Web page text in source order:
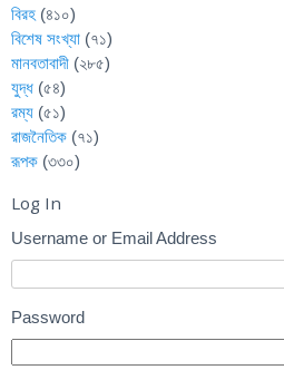
বিরহ (৪১০)
বিশেষ সংখ্যা (৭১)
মানবতাবাদী (২৮৫)
যুদ্ধ (৫৪)
রম্য (৫১)
রাজনৈতিক (৭১)
রূপক (৩৩০)
Log In
Username or Email Address
Password